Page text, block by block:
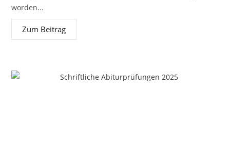
worden...
Zum Beitrag